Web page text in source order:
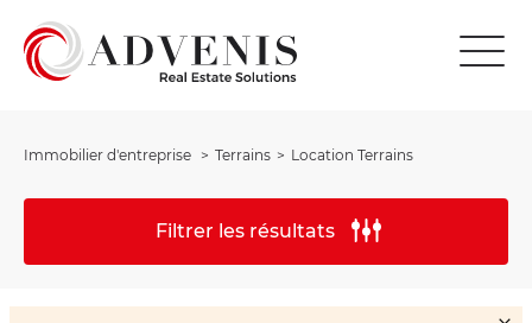
Immobilier d'entreprise Terrains Location Terrains
Filtrer les résultats